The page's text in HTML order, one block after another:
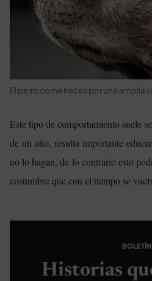
El perro come heces por una amplia
Este tipo de comportamiento suele
de un año, resulta importante
no lo hagan, de lo contrario esto
costumbre que con el tiempo se
BOLETÍN
Historias